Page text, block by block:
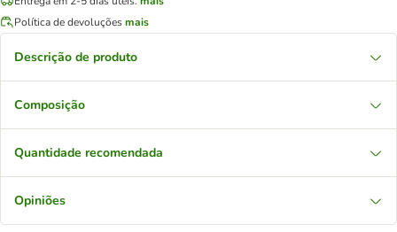
Política de devoluçõesmais
Descrição de produto
Composição
Quantidade recomendada
Opiniões